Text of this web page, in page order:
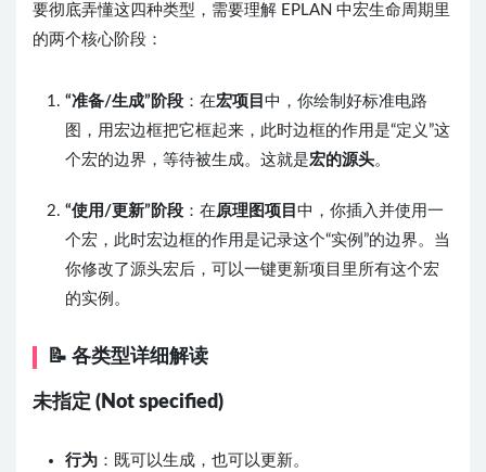
要彻底弄懂这四种类型，需要理解 EPLAN 中宏生命周期里
的两个核心阶段：
“准备/生成”阶段 ：在宏项目 中，你绘制好标准电路
图，用宏边框把它框起来，此时边框的作用是“定义”这
个宏的边界，等待被生成。这就是宏的源头。
“使用/更新”阶段 ：在 原理图项目 中，你插入并使用一
个宏，此时宏边框的作用是记录这个“实例”的边界。当
你修改了源头宏后，可以一键更新项目里所有这个宏
的实例。
📝 各类型详细解读
未指定 (Not specified)
行为 ：既可以生成，也可以更新。